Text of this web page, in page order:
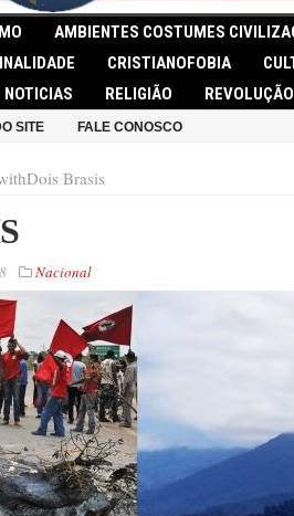
AMBIENTES COSTUMES
CRISTIANOFOBIA
NOTICIAS RELIGIÃO
SITE FALE CONOSCO
Dois Brasis
Nacional